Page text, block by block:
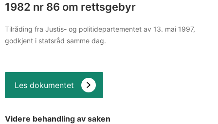
1982 nr 86 om rettsgebyr
Tilråding fra Justis- og politidepartementet av 13. mai 1997,
godkjent i statsråd samme dag.
Les dokumentet
Videre behandling av saken